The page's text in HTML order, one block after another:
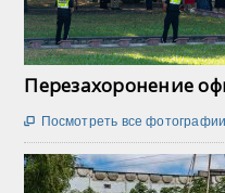
Перезахоронение
 Посмотреть все фотографии